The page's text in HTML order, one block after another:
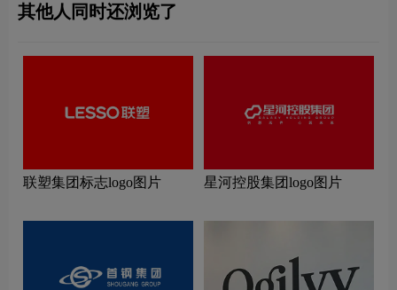
其他人同时还浏览了
联塑集团标志logo图片 星河控股集团logo图片